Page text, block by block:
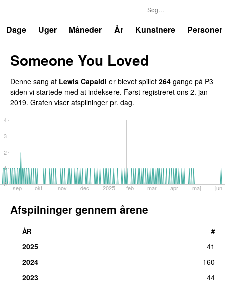
Dage
Uger Måneder År Kunstnere Personer
Someone You Loved
Denne sang af Lewis Capaldi er blevet spillet 264 gange på P3
siden vi startede med at indeksere. Først registreret ons 2. jan
2019. Grafen viser afspilninger pr. dag.
sep okt nov dec 2025 feb mar apr maj jun
0
1
2
3
4
Afspilninger gennem årene
ÅR #
2025
41
2024
160
2023
44